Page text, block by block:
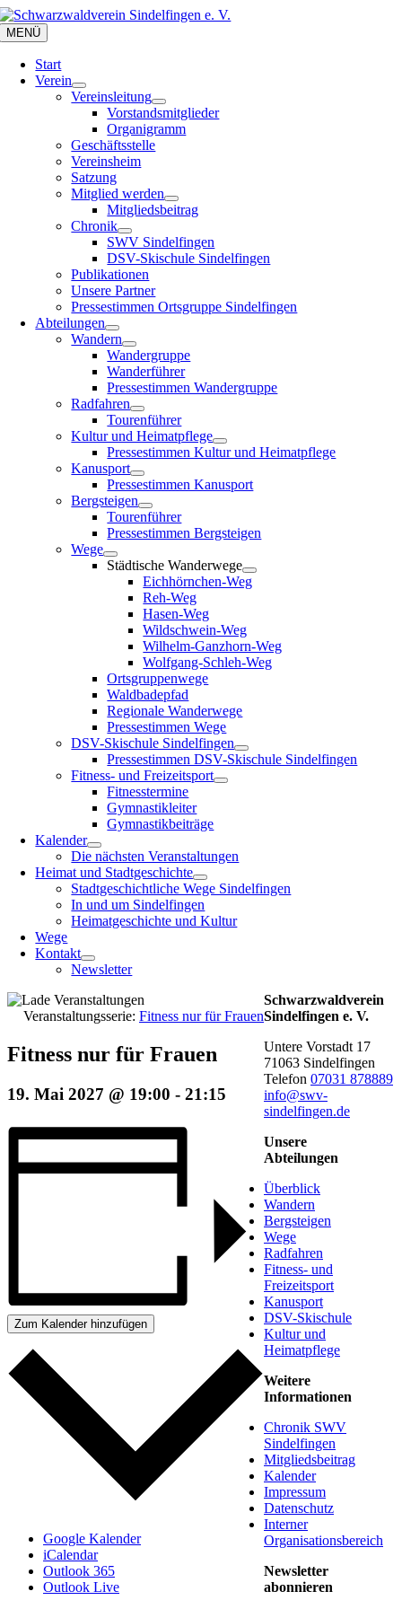
Zum
Inhalt
springen
MENÜ
Start
Verein
Vereinsleitung
Vorstandsmitglieder
Organigramm
Geschäftsstelle
Vereinsheim
Satzung
Mitglied werden
Mitgliedsbeitrag
Chronik
SWV Sindelfingen
DSV-Skischule Sindelfingen
Publikationen
Unsere Partner
Pressestimmen Ortsgruppe Sindelfingen
Abteilungen
Wandern
Wandergruppe
Wanderführer
Pressestimmen Wandergruppe
Radfahren
Tourenführer
Kultur und Heimatpflege
Pressestimmen Kultur und Heimatpflege
Kanusport
Pressestimmen Kanusport
Bergsteigen
Tourenführer
Pressestimmen Bergsteigen
Wege
Städtische Wanderwege
Eichhörnchen-Weg
Reh-Weg
Hasen-Weg
Wildschwein-Weg
Wilhelm-Ganzhorn-Weg
Wolfgang-Schleh-Weg
Ortsgruppenwege
Waldbadepfad
Regionale Wanderwege
Pressestimmen Wege
DSV-Skischule Sindelfingen
Pressestimmen DSV-Skischule Sindelfingen
Fitness- und Freizeitsport
Fitnesstermine
Gymnastikleiter
Gymnastikbeiträge
Kalender
Die nächsten Veranstaltungen
Heimat und Stadtgeschichte
Stadtgeschichtliche Wege Sindelfingen
In und um Sindelfingen
Heimatgeschichte und Kultur
Wege
Kontakt
Newsletter
Veranstaltungsserie: Fitness nur für Frauen
Fitness nur für Frauen
19. Mai 2027 @ 19:00 - 21:15
Zum Kalender hinzufügen
Google Kalender
iCalendar
Outlook 365
Outlook Live
Schwarzwaldverein
Sindelfingen e. V.
Untere Vorstadt 17
71063 Sindelfingen
Telefon 07031 878889
info@swv-
sindelfingen.de
Unsere
Abteilungen
Überblick
Wandern
Bergsteigen
Wege
Radfahren
Fitness- und
Freizeitsport
Kanusport
DSV-Skischule
Kultur und
Heimatpflege
Weitere
Informationen
Chronik SWV
Sindelfingen
Mitgliedsbeitrag
Kalender
Impressum
Datenschutz
Interner
Organisationsbereich
Newsletter
abonnieren